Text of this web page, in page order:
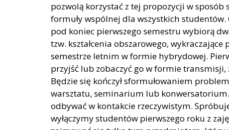
pozwolą korzystać z tej propozycji w
formuły wspólnej dla wszystkich
pod koniec pierwszego semestru wybiorą
tzw. kształcenia obszarowego,
semestrze letnim w formie hybrydowej.
przyjść lub zobaczyć go w formie
Będzie się kończył sformułowaniem
warsztatu, seminarium lub
odbywać w kontakcie rzeczywistym.
wyłączymy studentów pierwszego roku z